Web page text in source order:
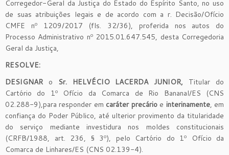
Corregedor-Geral da Justiça do Estado do Espírito Santo, no uso
de suas atribuições legais e de acordo com a r. Decisão/Ofício
CMFE nº 1209/2017 (fls. 32/36), proferida nos autos do
Processo Administrativo nº 2015.01.647.545, desta Corregedoria
Geral da Justiça,
RESOLVE:
DESIGNAR o Sr. HELVÉCIO LACERDA JUNIOR, Titular do
Cartório do 1º Ofício da Comarca de Rio Bananal/ES (CNS
02.288-9),para responder em caráter precárioe interinamente, em
confiança do Poder Público, até ulterior provimento da titularidade
do serviço mediante investidura nos moldes constitucionais
(CRFB/1988, art. 236, § 3º), pelo Cartório do 1º Ofício da
Comarca de Linhares/ES (CNS 02.139-4).